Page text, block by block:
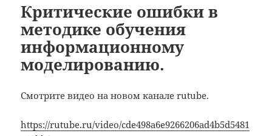
Критические ошибки в
методике обучения
информационному
моделированию.
Смотрите видео на новом канале rutube.
https://rutube.ru/video/cde498a6e9266206ad4b5d5481